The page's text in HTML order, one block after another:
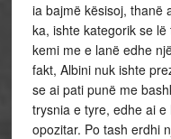
ia bajmë kësisoj, thanë
ka, ishte kategorik se
kemi me e lanë edhe
fakt, Albini nuk ishte
se ai pati punë me
trysnia e tyre, edhe ai
opozitar. Po tash erdhi